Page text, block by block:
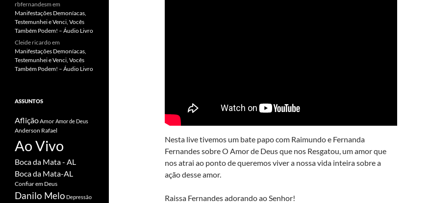
Nesta live tivemos um bate papo com Raimundo e Fernanda
Fernandes sobre O Amor de Deus que nos Resgatou, um amor que
nos atrai ao ponto de queremos viver a nossa vida inteira sobre a
ação desse amor.
Raissa Fernandes adorando ao Senhor!
rbfernandesm em
Manifestações Demoníacas,
Testemunhei e Venci, Vocês
Também Podem! – Áudio Livro
Cleide ricardoem
Manifestações Demoníacas,
Testemunhei e Venci, Vocês
Também Podem! – Áudio Livro
ASSUNTOS
AfliçãoAmorAmor de Deus
Anderson Rafael
Ao Vivo
Boca da Mata - AL
Boca da Mata-AL
Confiar em Deus
Danilo Melo Depressão